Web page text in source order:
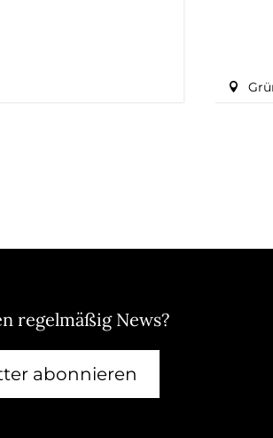
regelmäßig News?
abonnieren